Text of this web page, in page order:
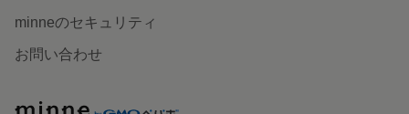
minneのセキュリティ
お問い合わせ